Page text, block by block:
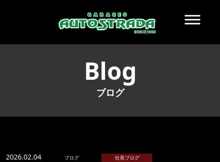
Blog
ブログ
2026.02.04 ブログ 社長ブログ